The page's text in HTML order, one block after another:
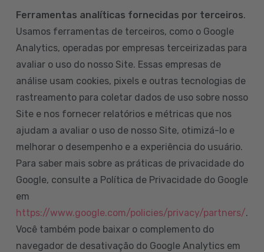
Ferramentas analíticas fornecidas por terceiros.
Usamos ferramentas de terceiros, como o Google
Analytics, operadas por empresas terceirizadas para
avaliar o uso do nosso Site. Essas empresas de
análise usam cookies, pixels e outras tecnologias de
rastreamento para coletar dados de uso sobre nosso
Site e nos fornecer relatórios e métricas que nos
ajudam a avaliar o uso de nosso Site, otimizá-lo e
melhorar o desempenho e a experiência do usuário.
Para saber mais sobre as práticas de privacidade do
Google, consulte a Política de Privacidade do Google
em
https://www.google.com/policies/privacy/partners/.
Você também pode baixar o complemento do
navegador de desativação do Google Analytics em